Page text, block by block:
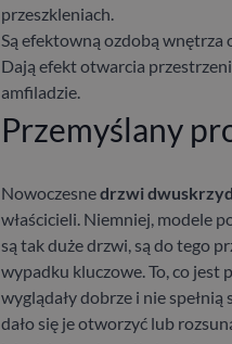
przeszkleniach.
Są efektowną ozdobą
Dają efekt otwarcia
amfiladzie.
Przemyślany
Nowoczesnedrzwi
właścicieli. Niemniej, modele
są tak duże drzwi, są do tego
wypadku kluczowe. To, co jest
wyglądały dobrze i nie
dało się je otworzyć lub